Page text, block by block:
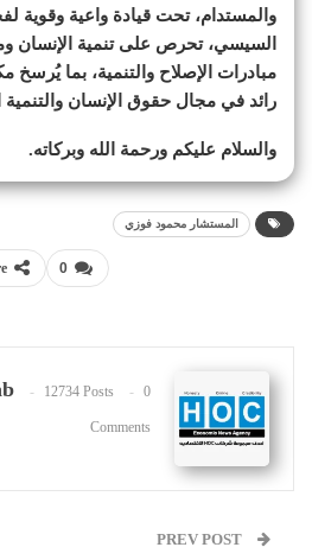
والمستدام، تحت قيادة واعية وقوية
السيسي، تحرص على تنمية الإنسان
مبادرات الإصلاح والتنمية، بما
رائد في مجال حقوق الإنسان والتنمية
والسلام عليكم ورحمة الله وبركاته.
المستشار محمود فوزي
0
12734 Posts 0
Comments